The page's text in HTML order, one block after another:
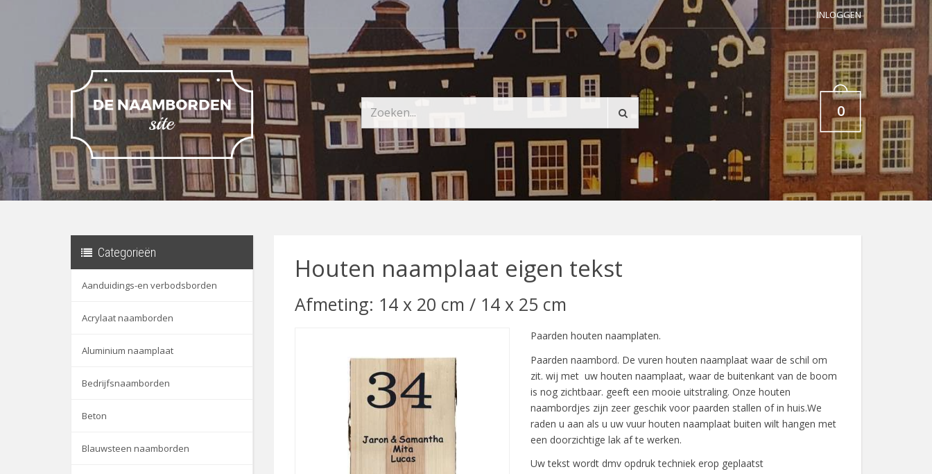
INLOGGEN
0
Categorieën
Aanduidings-en verbodsborden
Acrylaat naamborden
Aluminium naamplaat
Bedrijfsnaamborden
Beton
Blauwsteen naamborden
Houten naamplaat eigen tekst
Afmeting: 14 x 20 cm / 14 x 25 cm
Paarden houten naamplaten.
Paarden naambord. De vuren houten naamplaat waar de schil om
zit. wij met uw houten naamplaat, waar de buitenkant van de boom
is nog zichtbaar. geeft een mooie uitstraling. Onze houten
naambordjes zijn zeer geschik voor paarden stallen of in huis.We
raden u aan als u uw vuur houten naamplaat buiten wilt hangen met
een doorzichtige lak af te werken.
Uw tekst wordt dmv opdruk techniek erop geplaatst